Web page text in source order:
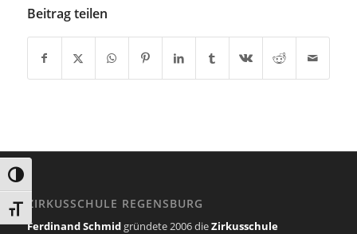
Umschalten auf hohe Kontraste
Schrift vergrößern
Beitrag teilen
ZIRKUSSCHULE REGENSBURG
Ferdinand Schmidgründete 2006 dieZirkusschule